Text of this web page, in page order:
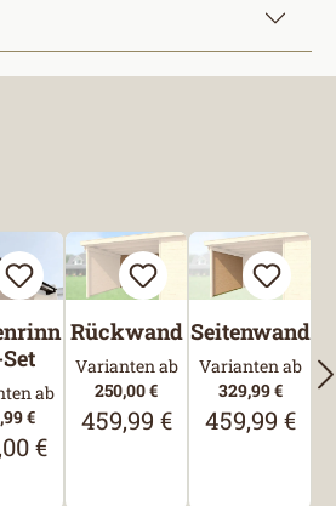
ab
€
Preis:
€
Rückwand
Varianten ab
250,00 €
Regulärer Preis:
459,99 €
Seitenwand
Varianten ab
329,99 €
Regulärer
459,99 €